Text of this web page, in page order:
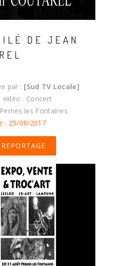
DE JEAN
par : [Sud TV Locale]
vidéo : Concert
les Fontaines
: 25/08/2017